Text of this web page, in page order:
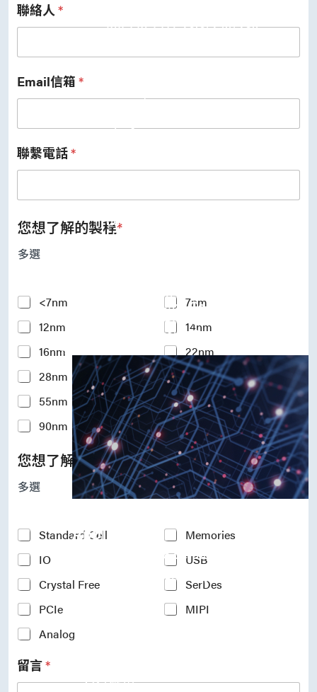
MIPI M-PHY v5.0/v4.1/v3.1
UniPro Controller 2.0 (host /
device)
UniPro Controller 1.8 (host /
IP Integration Service
USB PHY and Controller
MIPI C/D PHY and Controller
PCIe PHY and Controller
解決方案
Applications
M31’s vision is to be the most
trustworthy IP company in the
semiconductor industry.
存儲應用
聯絡人*
Email信箱 *
聯繫電話*
您想了解的製程*
多選
Y
o
u
r
I
n
t
e
r
e
s
t
e
P
c
e
s
s
N
o
d
e
*
<7nm
7nm
12nm
14nm
16nm
22nm
28nm
40nm
55nm
65nm
90nm
110-180nm
您想了解的矽智財IP*
多選
Y
o
u
r
I
n
t
e
r
e
s
t
Standard Cell
Memories
IO
USB
Crystal Free
SerDes
PCIe
MIPI
Analog
留言*